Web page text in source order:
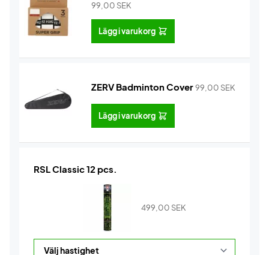
99,00 SEK
Lägg i varukorg
ZERV Badminton Cover99,00 SEK
Lägg i varukorg
RSL Classic 12 pcs.
499,00 SEK